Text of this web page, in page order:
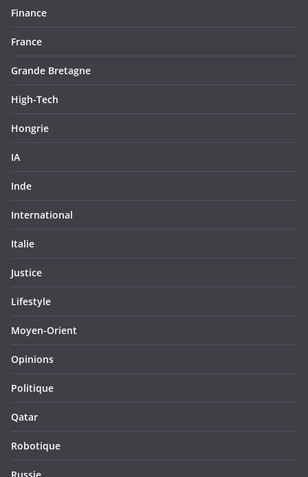
Finance
France
Grande Bretagne
High-Tech
Hongrie
IA
Inde
International
Italie
Justice
Lifestyle
Moyen-Orient
Opinions
Politique
Qatar
Robotique